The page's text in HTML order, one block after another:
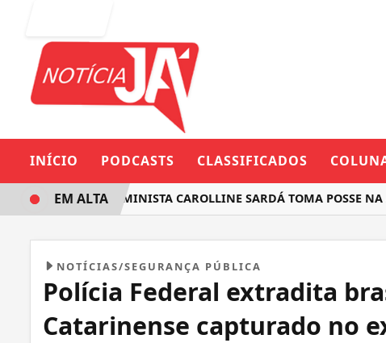
INÍCIO PODCASTS CLASSIFICADOS
DEPUTADA FEMINISTA CAROLLINE SARDÁ TOMA POSSE NA
EM ALTA
NOTÍCIAS/SEGURANÇA PÚBLICA
Polícia Federal extradita
Catarinense capturado no